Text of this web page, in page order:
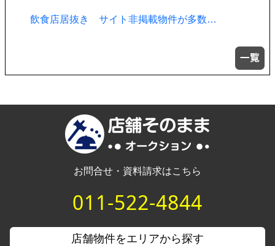
飲食店居抜き サイト非掲載物件が多数…
お問合せ・資料請求はこちら
011-522-4844
店舗物件をエリアから探す